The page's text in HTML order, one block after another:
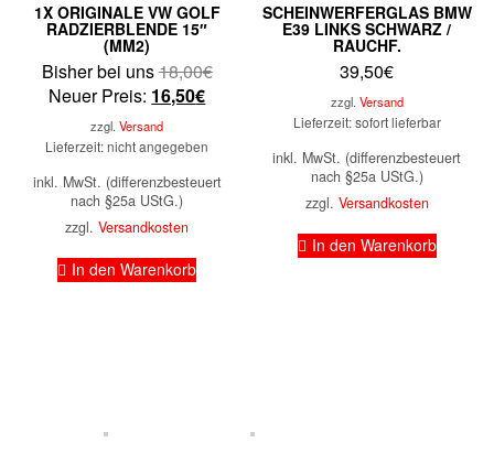
1X ORIGINALE VW GOLF
RADZIERBLENDE 15″
(MM2)
Bisher bei uns18,00€Ursprünglicher
Neuer Preis: 16,50€Aktueller
ist:
zzgl.Versand
Lieferzeit: nicht angegeben
inkl. MwSt. (differenzbesteuert
nach §25a UStG.)
zzgl.Versandkosten
In den Warenkorb
SCHEINWERFERGLAS BMW
E39 LINKS SCHWARZ /
RAUCHF.
39,50€
zzgl. Versand
Lieferzeit: sofort lieferbar
inkl. MwSt. (differenzbesteuert
nach §25a UStG.)
zzgl. Versandkosten
In den Warenkorb